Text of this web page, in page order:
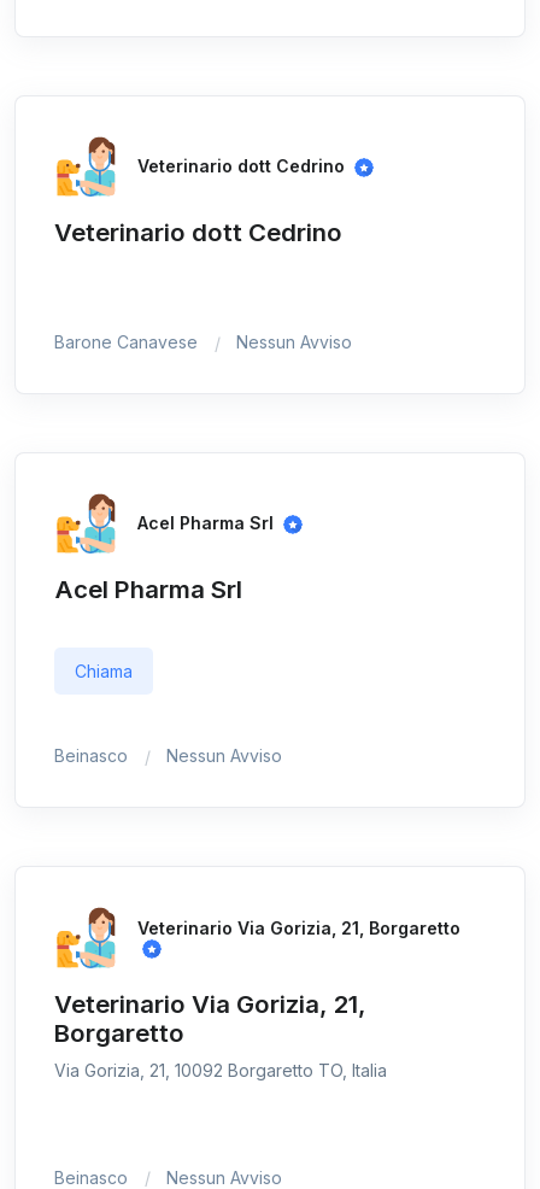
Veterinario dott Cedrino
Veterinario dott Cedrino
Barone Canavese Nessun Avviso
Acel Pharma Srl
Acel Pharma Srl
Chiama
Beinasco Nessun Avviso
Veterinario Via Gorizia, 21, Borgaretto
Veterinario Via Gorizia, 21,
Borgaretto
Via Gorizia, 21, 10092 Borgaretto TO, Italia
Beinasco Nessun Avviso